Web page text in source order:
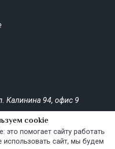
Калинина 94, офис 9
cookie
помогает сайту работать
сайт, мы будем